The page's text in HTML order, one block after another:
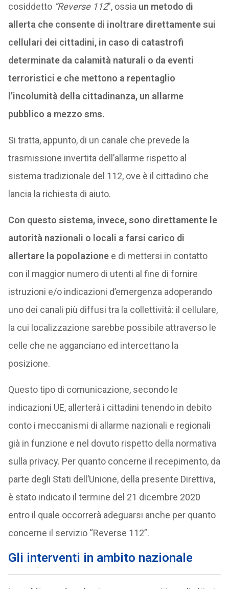
cosiddetto “Reverse 112”, ossia un metodo di
allerta che consente di inoltrare direttamente sui
cellulari dei cittadini, in caso di catastrofi
determinate da calamità naturali o da eventi
terroristici e che mettono a repentaglio
l’incolumità della cittadinanza, un allarme
pubblico a mezzo sms.
Si tratta, appunto, di un canale che prevede la
trasmissione invertita dell’allarme rispetto al
sistema tradizionale del 112, ove è il cittadino che
lancia la richiesta di aiuto.
Con questo sistema, invece, sono direttamente le
autorità nazionali o locali a farsi carico di
allertare la popolazionee di mettersi in contatto
con il maggior numero di utenti al fine di fornire
istruzioni e/o indicazioni d’emergenza adoperando
uno dei canali più diffusi tra la collettività: il cellulare,
la cui localizzazione sarebbe possibile attraverso le
celle che ne agganciano ed intercettano la
posizione.
Questo tipo di comunicazione, secondo le
indicazioni UE, allerterà i cittadini tenendo in debito
conto i meccanismi di allarme nazionali e regionali
già in funzione e nel dovuto rispetto della normativa
sulla privacy. Per quanto concerne il recepimento, da
parte degli Stati dell’Unione, della presente Direttiva,
è stato indicato il termine del 21 dicembre 2020
entro il quale occorrerà adeguarsi anche per quanto
concerne il servizio “Reverse 112”.
Gli interventi in ambito nazionale